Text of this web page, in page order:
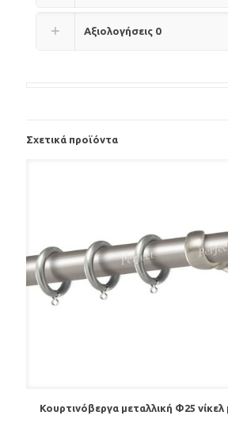
Αξιολογήσεις 0
Σχετικά προϊόντα
Κουρτινόβεργα μεταλλική Φ25 νίκελ